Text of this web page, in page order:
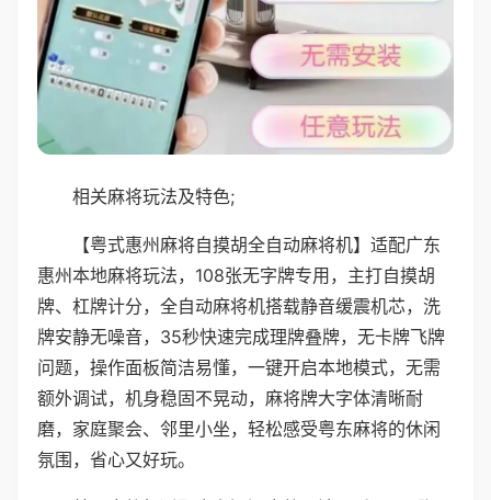
相关麻将玩法及特色;
【粤式惠州麻将自摸胡全自动麻将机】适配广东
惠州本地麻将玩法，108张无字牌专用，主打自摸胡
牌、杠牌计分，全自动麻将机搭载静音缓震机芯，洗
牌安静无噪音，35秒快速完成理牌叠牌，无卡牌飞牌
问题，操作面板简洁易懂，一键开启本地模式，无需
额外调试，机身稳固不晃动，麻将牌大字体清晰耐
磨，家庭聚会、邻里小坐，轻松感受粤东麻将的休闲
氛围，省心又好玩。